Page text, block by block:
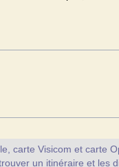
carte Visicom et carte
un itinéraire et les